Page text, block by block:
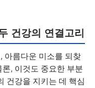
건강의 연결고리
아름다운 미소를 되찾
, 이것도 중요한 부분
건강을 지키는 데 핵심